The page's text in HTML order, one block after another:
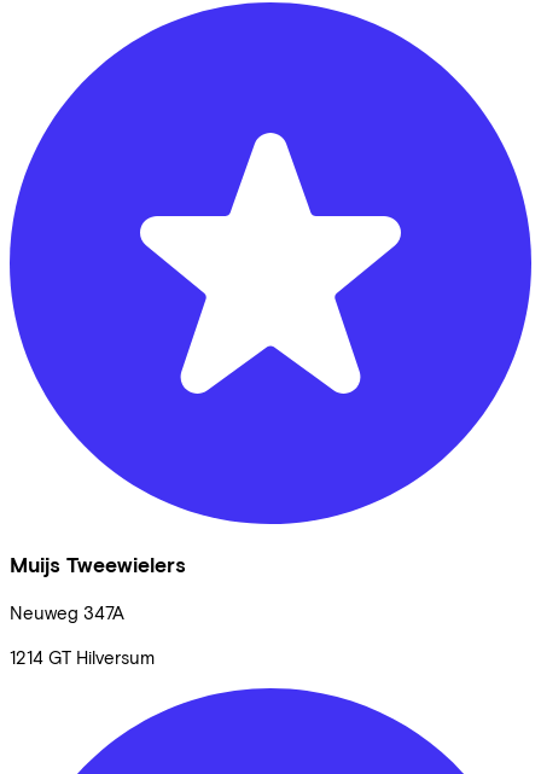
Muijs Tweewielers
Neuweg 347A
1214 GT Hilversum